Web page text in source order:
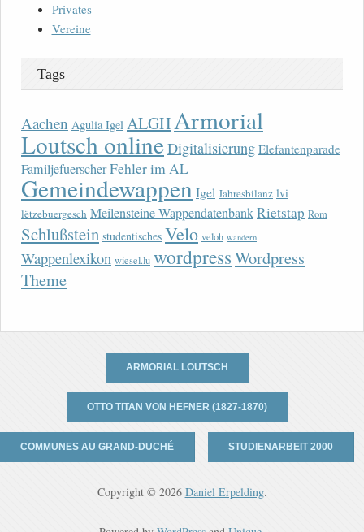
Privates
Vereine
Tags
Aachen Agulia Igel ALGHArmorial
Loutsch onlineDigitalisierung Elefantenparade
FamiljefuerscherFehler im AL
Gemeindewappen Igel Jahresbilanz lvi
lëtzebuergesch Meilensteine WappendatenbankRietstap Rom
Schlußstein studentisches Velo veloh wandern
Wappenlexikon wiesel.lu wordpressWordpress
Theme
ARMORIAL LOUTSCH
OTTO TITAN VON HEFNER (1827-1870)
COMMUNES AU GRAND-DUCHÉ STUDIENARBEIT 2000
Copyright © 2026 Daniel Erpelding.